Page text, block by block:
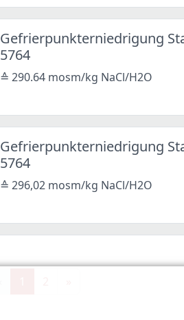
Gefrierpunkterniedrigung
5764
≙ 290.64 mosm/kg NaCl/H2O
Gefrierpunkterniedrigung
5764
≙ 296,02 mosm/kg NaCl/H2O